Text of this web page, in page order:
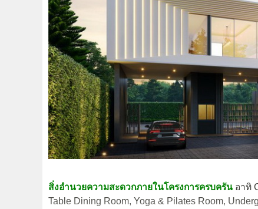
สิ่งอำนวยความสะดวกภายในโครงการครบครัน อาทิ
Table Dining Room, Yoga & Pilates Room,